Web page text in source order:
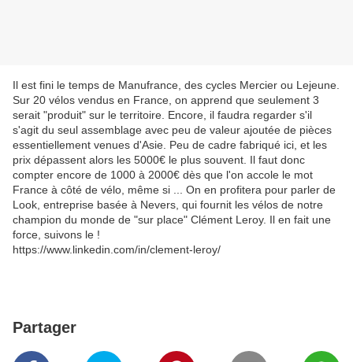
Il est fini le temps de Manufrance, des cycles Mercier ou Lejeune.
Sur 20 vélos vendus en France, on apprend que seulement 3
serait "produit" sur le territoire. Encore, il faudra regarder s'il
s'agit du seul assemblage avec peu de valeur ajoutée de pièces
essentiellement venues d'Asie. Peu de cadre fabriqué ici, et les
prix dépassent alors les 5000€ le plus souvent. Il faut donc
compter encore de 1000 à 2000€ dès que l'on accole le mot
France à côté de vélo, même si ... On en profitera pour parler de
Look, entreprise basée à Nevers, qui fournit les vélos de notre
champion du monde de "sur place" Clément Leroy. Il en fait une
force, suivons le !
https://www.linkedin.com/in/clement-leroy/
Partager